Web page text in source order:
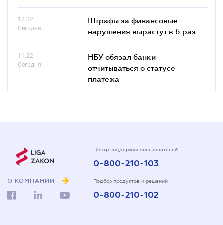
12.32
Сегодня
Штрафы за финансовые
нарушения вырастут в 6 раз
11.22
Сегодня
НБУ обязал банки
отчитываться о статусе
платежа
О КОМПАНИИ
Центр поддержки пользователей
0-800-210-103
Подбор продуктов и решений
0-800-210-102